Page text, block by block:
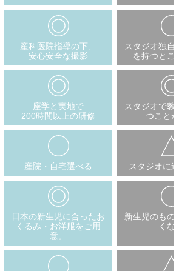
産科医院指導の下、
安心安全な撮影
スタジオ独自
を持つとこ
座学と実地で
200時間以上の研修
スタジオで教
つこと
産院・自宅選べる
スタジオに
日本の新生児に合ったお
くるみ・お洋服をご用
意。
新生児のもの
くな